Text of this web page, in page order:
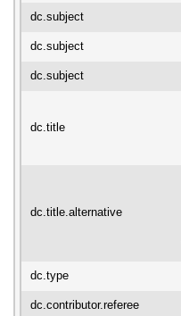
dc.subject
dc.subject
dc.subject
dc.title
dc.title.alternative
dc.type
dc.contributor.referee